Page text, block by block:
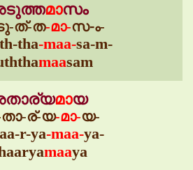
മാസം
ത്-ത-മാ-സ-ം-
tha-maa-sa-m-
maasam
മായ
ര്-യ-മാ-യ-
r-ya-maa-ya-
maaya